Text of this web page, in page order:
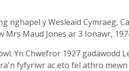
y Wesleaid Cymraeg,
Maud Jones ar 3 Ionawr,
Yn Chwefror 1927 gadawodd
fyfyriwr ac eto fel athro